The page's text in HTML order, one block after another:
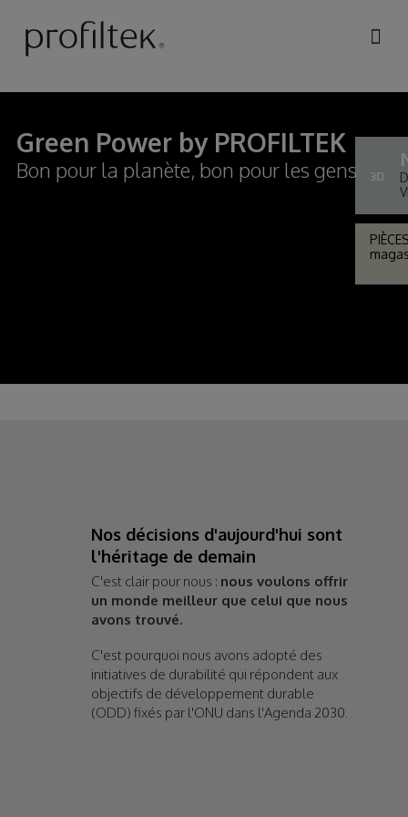
main
content
3D
Green Power by PROFILTEK
Bon pour la planète, bon pour les gens
Nos décisions d'aujourd'hui sont
l'héritage de demain
C'est clair pour nous : nous voulons offrir
un monde meilleur que celui que nous
avons trouvé.
C'est pourquoi nous avons adopté des
initiatives de durabilité qui répondent aux
objectifs de développement durable
(ODD) fixés par l'ONU dans l'Agenda 2030.